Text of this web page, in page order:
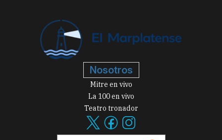
Nosotros
Mitre en vivo
La 100 en vivo
Teatro tronador